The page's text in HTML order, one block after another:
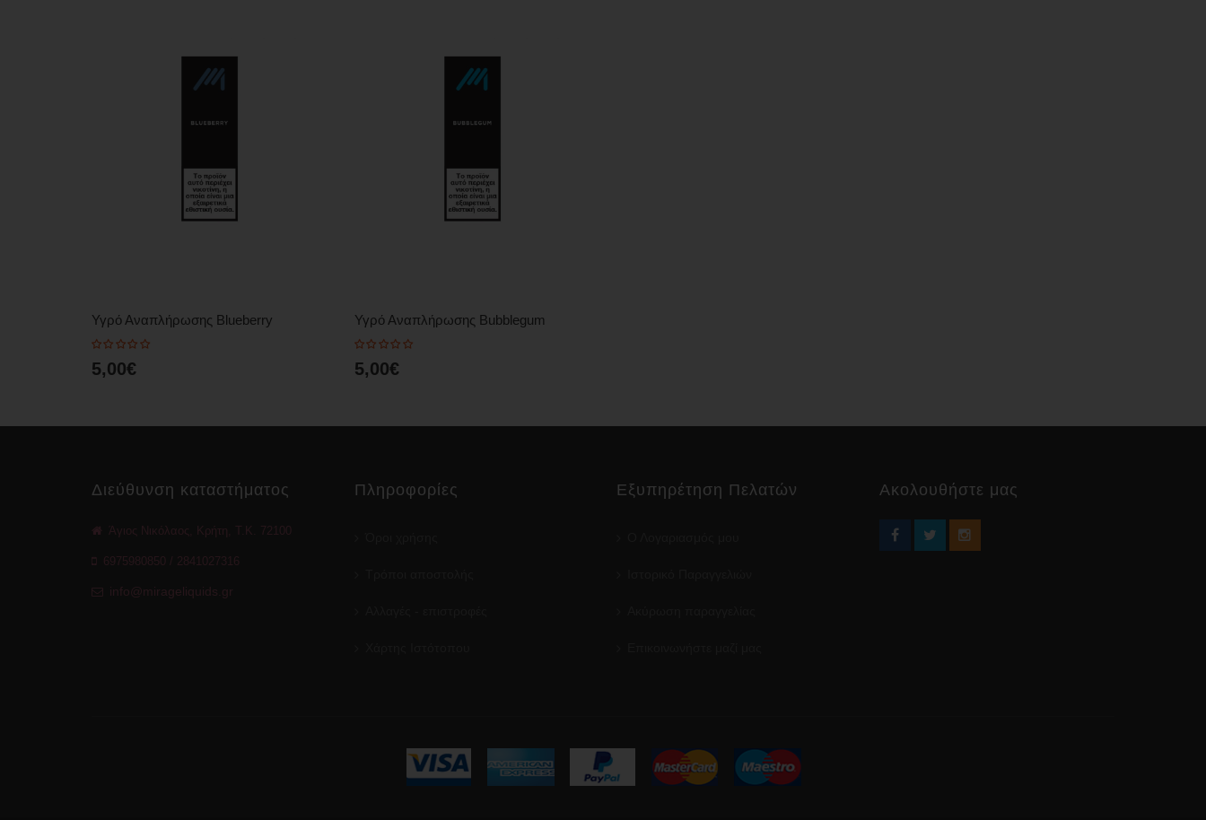
Υγρό Αναπλήρωσης Blueberry
5,00€
Υγρό Αναπλήρωσης Bubblegum
5,00€
Διεύθυνση καταστήματος
Άγιος Νικόλαος, Κρήτη, Τ.Κ. 72100
6975980850 / 2841027316
info@mirageliquids.gr
Πληροφορίες Εξυπηρέτηση Πελατών Ακολουθήστε μας